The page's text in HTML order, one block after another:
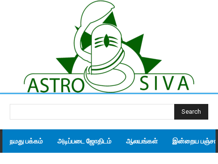
Search
நமது பக்கம் அடிப்படை ஜோதிடம் ஆலயங்கள் இன்றைய